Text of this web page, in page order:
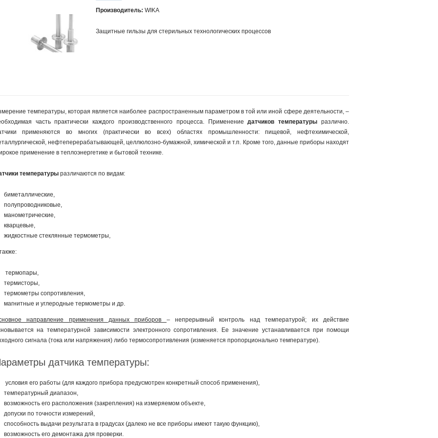
Производитель: WIKA
Защитные гильзы для стерильных технологических процессов
температуры, которая является наиболее распространенным параметром в той или иной сфере деятельности, –
часть практически каждого производственного процесса. Применениедатчиков температуры различно.
применяются во многих (практически во всех) областях промышленности: пищевой, нефтехимической,
нефтеперерабатывающей, целлюлозно-бумажной, химической и т.п. Кроме того, данные приборы находят
применение в теплоэнергетике и бытовой технике.
температуры различаются по видам:
биметаллические,
полупроводниковые,
манометрические,
кварцевые,
жидкостные стеклянные термометры,
термопары,
термисторы,
термометры сопротивления,
магнитные и углеродные термометры и др.
направление применения данных приборов – непрерывный контроль над температурой; их действие
на температурной зависимости электронного сопротивления. Ее значение устанавливается при помощи
сигнала (тока или напряжения) либо термосопротивления (изменяется пропорционально температуре).
датчика температуры:
условия его работы (для каждого прибора предусмотрен конкретный способ применения),
температурный диапазон,
возможность его расположения (закрепления) на измеряемом объекте,
допуски по точности измерений,
способность выдачи результата в градусах (далеко не все приборы имеют такую функцию),
возможность его демонтажа для проверки.